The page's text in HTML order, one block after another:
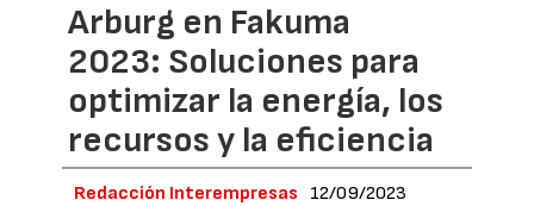
Arburg en Fakuma
2023: Soluciones para
optimizar la energía, los
recursos y la eficiencia
Redacción Interempresas 12/09/2023